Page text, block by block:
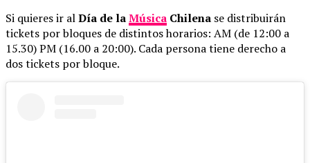
Si quieres ir alDía de laMúsica Chilena se distribuirán
tickets por bloques de distintos horarios: AM (de 12:00 a
15.30) PM (16.00 a 20:00). Cada persona tiene derecho a
dos tickets por bloque.